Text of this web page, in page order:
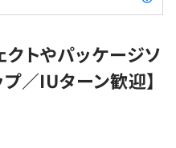
トやパッケージソ
／IUターン歓迎】